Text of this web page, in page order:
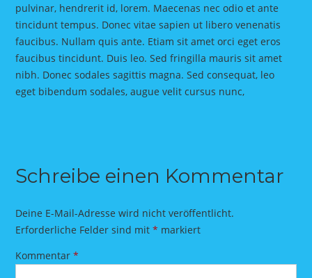
pulvinar, hendrerit id, lorem. Maecenas nec odio et ante
tincidunt tempus. Donec vitae sapien ut libero venenatis
faucibus. Nullam quis ante. Etiam sit amet orci eget eros
faucibus tincidunt. Duis leo. Sed fringilla mauris sit amet
nibh. Donec sodales sagittis magna. Sed consequat, leo
eget bibendum sodales, augue velit cursus nunc,
Schreibe einen Kommentar
Deine E-Mail-Adresse wird nicht veröffentlicht.
Erforderliche Felder sind mit* markiert
Kommentar*